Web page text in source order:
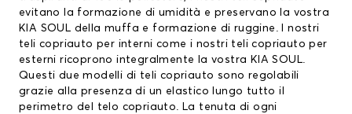
evitano la formazione di umidità e preservano la vostra
KIA SOUL della muffa e formazione di ruggine. I nostri
teli copriauto per interni come i nostri teli copriauto per
esterni ricoprono integralmente la vostra KIA SOUL.
Questi due modelli di teli copriauto sono regolabili
grazie alla presenza di un elastico lungo tutto il
perimetro del telo copriauto. La tenuta di ogni